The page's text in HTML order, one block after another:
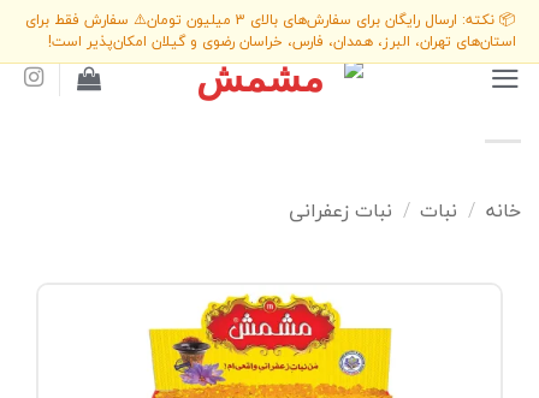
📦 نکته: ارسال رایگان برای سفارش‌های بالای 3 میلیون تومان
⚠️ سفارش فقط برای
استان‌های تهران، البرز، همدان، فارس، خراسان رضوی و گیلان امکان‌پذیر است!
Skip
content
خانه / نبات / نبات زعفرانی